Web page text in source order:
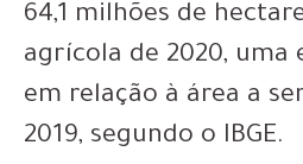
64,1 milhões de
agrícola de 2020, uma
em relação à área a
2019, segundo o IBGE.